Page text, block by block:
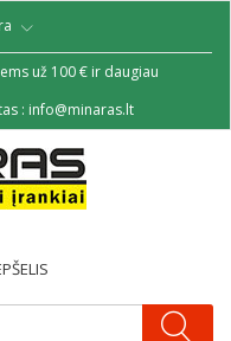
už 100 € ir daugiau
: info@minaras.lt